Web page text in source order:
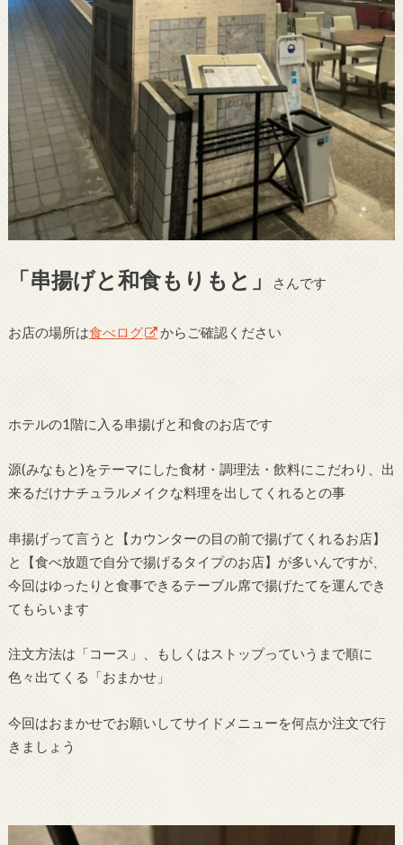
「串揚げと和食もりもと」 さんです
お店の場所は食べログ からご確認ください
ホテルの1階に入る串揚げと和食のお店です
源(みなもと)をテーマにした食材・調理法・飲料にこだわり、出
来るだけナチュラルメイクな料理を出してくれるとの事
串揚げって言うと【カウンターの目の前で揚げてくれるお店】
と【食べ放題で自分で揚げるタイプのお店】が多いんですが、
今回はゆったりと食事できるテーブル席で揚げたてを運んでき
てもらいます
注文方法は「コース」、もしくはストップっていうまで順に
色々出てくる「おまかせ」
今回はおまかせでお願いしてサイドメニューを何点か注文で行
きましょう